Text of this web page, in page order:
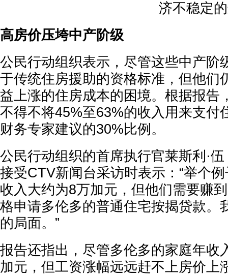
济不稳定
高房价压垮中产阶级
公民行动组织表示，尽管这些中产阶
于传统住房援助的资格标准，但他们
益上涨的住房成本的困境。根据报告
不得不将45%至63%的收入用来支付
财务专家建议的30%比例。
公民行动组织的首席执行官莱斯利·
接受CTV新闻台采访时表示：“举个
收入大约为8万加元，但他们需要赚
格申请多伦多的普通住宅按揭贷款。
的局面。”
报告还指出，尽管多伦多的家庭年收
加元，但工资涨幅远远赶不上房价上